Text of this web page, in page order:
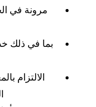
مرونة في
بما في ذلك
الالتزام